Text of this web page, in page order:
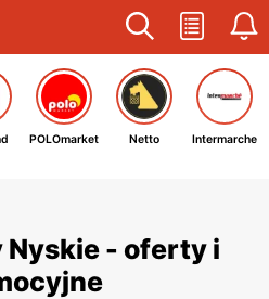
POLOmarket Netto Intermarche
Nyskie - oferty i